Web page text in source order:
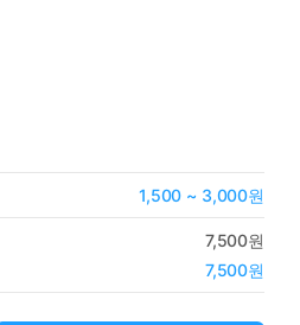
1,500 ~ 3,000원
7,500원
7,500원